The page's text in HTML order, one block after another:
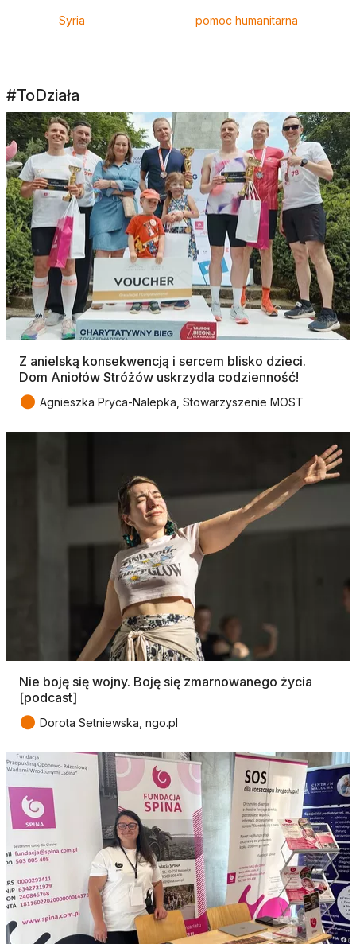
Syria pomoc humanitarna
#ToDziała
Z anielską konsekwencją i sercem blisko dzieci.
Dom Aniołów Stróżów uskrzydla codzienność!
● Agnieszka Pryca-Nalepka, Stowarzyszenie MOST
Nie boję się wojny. Boję się zmarnowanego życia
[podcast]
● Dorota Setniewska, ngo.pl